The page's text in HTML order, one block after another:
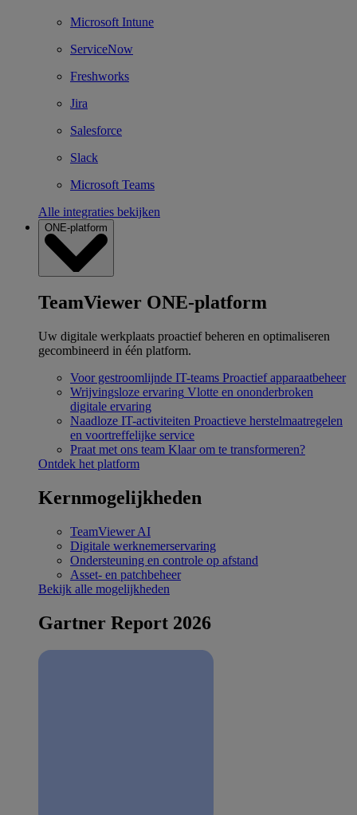
Microsoft Intune
ServiceNow
Freshworks
Jira
Salesforce
Slack
Microsoft Teams
Alle integraties bekijken
ONE-platform
TeamViewer ONE-platform
Uw digitale werkplaats proactief beheren en optimaliseren
gecombineerd in één platform.
Voor gestroomlijnde IT-teams Proactief apparaatbeheer
Wrijvingsloze ervaring Vlotte en ononderbroken
digitale ervaring
Naadloze IT-activiteiten Proactieve herstelmaatregelen
en voortreffelijke service
Praat met ons team Klaar om te transformeren?
Ontdek het platform
Kernmogelijkheden
TeamViewer AI
Digitale werknemerservaring
Ondersteuning en controle op afstand
Asset- en patchbeheer
Bekijk alle mogelijkheden
Gartner Report 2026